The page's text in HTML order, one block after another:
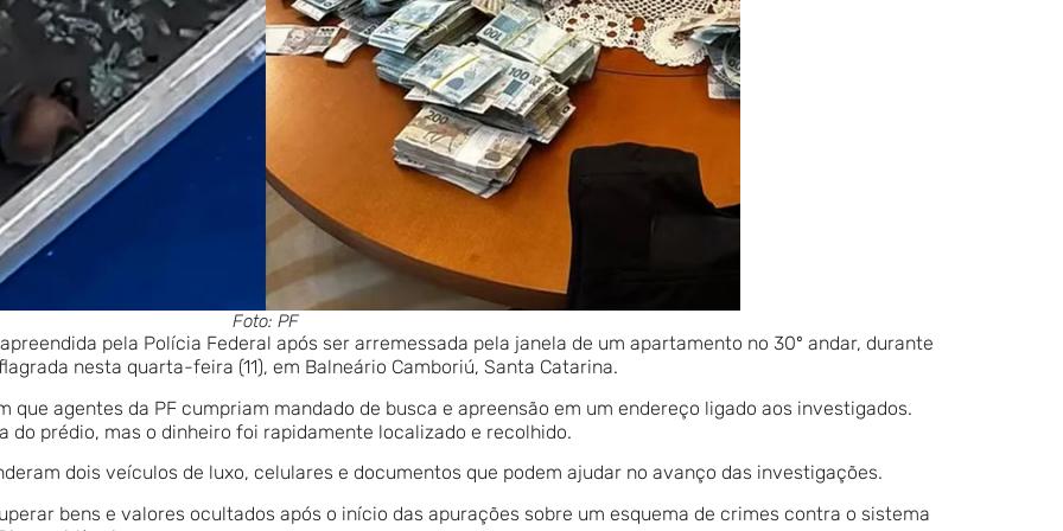
Foto: PF
pela Polícia Federal após ser arremessada pela janela de um apartamento no 30º andar, durante
nesta quarta-feira (11), em Balneário Camboriú, Santa Catarina.
agentes da PF cumpriam mandado de busca e apreensão em um endereço ligado aos investigados.
do prédio, mas o dinheiro foi rapidamente localizado e recolhido.
dois veículos de luxo, celulares e documentos que podem ajudar no avanço das investigações.
bens e valores ocultados após o início das apurações sobre um esquema de crimes contra o sistema